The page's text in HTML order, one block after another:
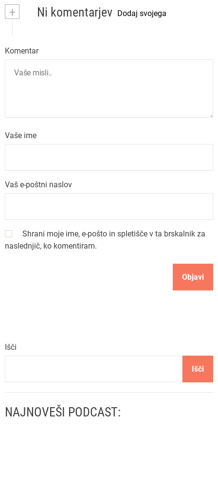
g
c
a
r
s
p
a
+ Ni komentarjev Dodaj svojega
Komentar
Vaše ime
Vaš e-poštni naslov
Shrani moje ime, e-pošto in spletišče v ta brskalnik za
naslednjič, ko komentiram.
Išči
Išči
NAJNOVEŠI PODCAST: